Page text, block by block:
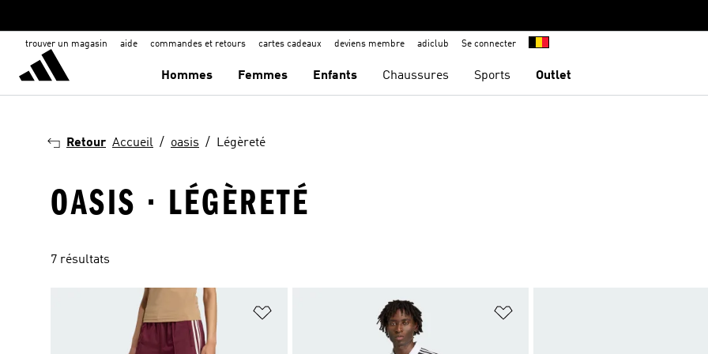
trouver un magasin aide commandes et retours cartes cadeaux deviens membre adiclub Se connecter
Hommes Femmes Enfants Chaussures Sports Outlet
Retour Accueil oasis Légèreté
OASIS · LÉGÈRETÉ
7 résultats
Ajouter à la Liste de produits favoris